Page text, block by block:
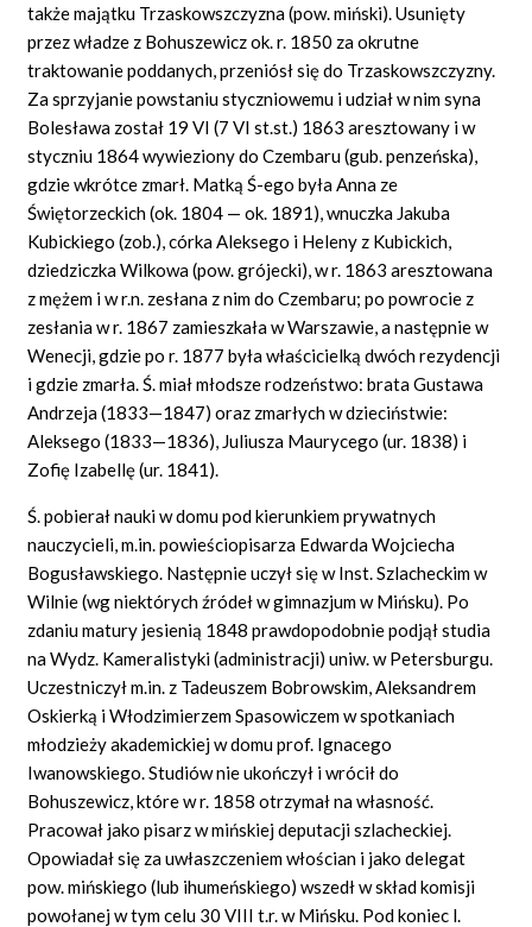
także majątku Trzaskowszczyzna (pow. miński). Usunięty
przez władze z Bohuszewicz ok. r. 1850 za okrutne
traktowanie poddanych, przeniósł się do Trzaskowszczyzny.
Za sprzyjanie powstaniu styczniowemu i udział w nim syna
Bolesława został 19 VI (7 VI st.st.) 1863 aresztowany i w
styczniu 1864 wywieziony do Czembaru (gub. penzeńska),
gdzie wkrótce zmarł. Matką Ś-ego była Anna ze
Świętorzeckich (ok. 1804 — ok. 1891), wnuczka Jakuba
Kubickiego (zob.), córka Aleksego i Heleny z Kubickich,
dziedziczka Wilkowa (pow. grójecki), w r. 1863 aresztowana
z mężem i w r.n. zesłana z nim do Czembaru; po powrocie z
zesłania w r. 1867 zamieszkała w Warszawie, a następnie w
Wenecji, gdzie po r. 1877 była właścicielką dwóch rezydencji
i gdzie zmarła. Ś. miał młodsze rodzeństwo: brata Gustawa
Andrzeja (1833—1847) oraz zmarłych w dzieciństwie:
Aleksego (1833—1836), Juliusza Maurycego (ur. 1838) i
Zofię Izabellę (ur. 1841).
Ś. pobierał nauki w domu pod kierunkiem prywatnych
nauczycieli, m.in. powieściopisarza Edwarda Wojciecha
Bogusławskiego. Następnie uczył się w Inst. Szlacheckim w
Wilnie (wg niektórych źródeł w gimnazjum w Mińsku). Po
zdaniu matury jesienią 1848 prawdopodobnie podjął studia
na Wydz. Kameralistyki (administracji) uniw. w Petersburgu.
Uczestniczył m.in. z Tadeuszem Bobrowskim, Aleksandrem
Oskierką i Włodzimierzem Spasowiczem w spotkaniach
młodzieży akademickiej w domu prof. Ignacego
Iwanowskiego. Studiów nie ukończył i wrócił do
Bohuszewicz, które w r. 1858 otrzymał na własność.
Pracował jako pisarz w mińskiej deputacji szlacheckiej.
Opowiadał się za uwłaszczeniem włościan i jako delegat
pow. mińskiego (lub ihumeńskiego) wszedł w skład komisji
powołanej w tym celu 30 VIII t.r. w Mińsku. Pod koniec l.